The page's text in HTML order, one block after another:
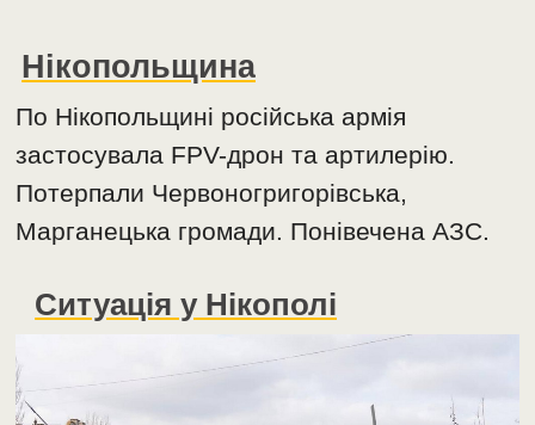
Нікопольщина
По Нікопольщині російська армія
застосувала FPV-дрон та артилерію.
Потерпали Червоногригорівська,
Марганецька громади. Понівечена АЗС.
Ситуація у Нікополі